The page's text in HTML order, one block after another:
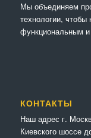
Мы объединяем
технологии,
функциональным
КОНТАКТЫ
Наш адрес г.
Киевского шоссе